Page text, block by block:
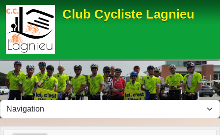
Club Cycliste Lagnieu
Panneau de gestion des cookies